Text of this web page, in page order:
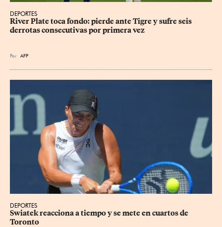
DEPORTES
River Plate toca fondo: pierde ante Tigre y sufre seis
derrotas consecutivas por primera vez
Por AFP
DEPORTES
Swiatek reacciona a tiempo y se mete en cuartos de
Toronto